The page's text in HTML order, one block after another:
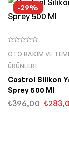
-29%
OTO BAKIM VE
ÜRÜNLERI
Castrol Silikon
Sprey 500 Ml
₺396,00 ₺